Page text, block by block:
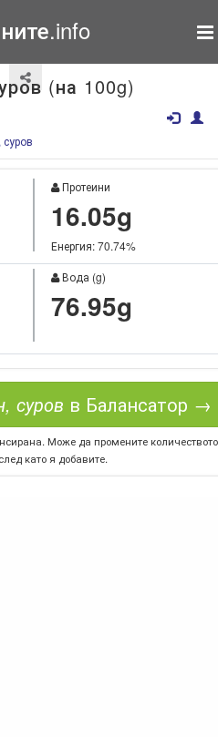
(на 100g)
Протеини
16.05g
Енергия: 70.74%
Вода (g)
76.95g
суров в Балансатор →
Може да промените количеството
като я добавите.